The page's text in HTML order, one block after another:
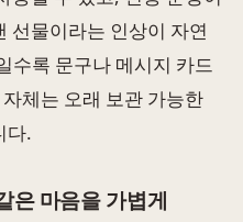
선물이라는 인상이 자연
수록 문구나 메시지 카드
체는 오래 보관 가능한
다.
은 마음을 가볍게